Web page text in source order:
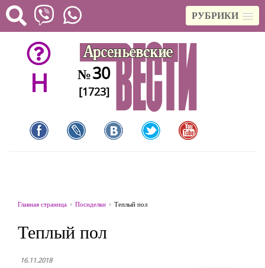
РУБРИКИ
H №30
[1723]
Главная страница Посиделки Теплый пол
Теплый пол
16.11.2018